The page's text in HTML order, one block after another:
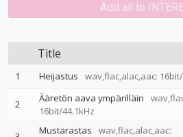
Add all to
Title
1 Heijastus wav,flac,alac,aac:
2 Ääretön aava ympärilläin
16bit/44.1kHz
Mustarastas
wav,flac,alac,aac: